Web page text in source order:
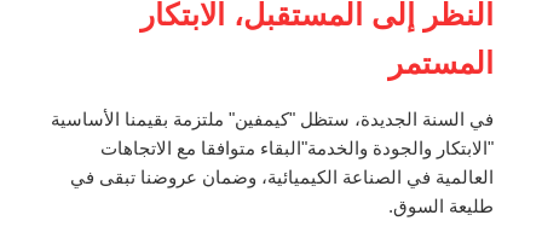
النظر إلى المستقبل، الابتكار
المستمر
في السنة الجديدة، ستظل "كيمفين" ملتزمة بقيمنا الأساسية
"الابتكار والجودة والخدمة"البقاء متوافقا مع الاتجاهات
العالمية في الصناعة الكيميائية، وضمان عروضنا تبقى في
طليعة السوق.